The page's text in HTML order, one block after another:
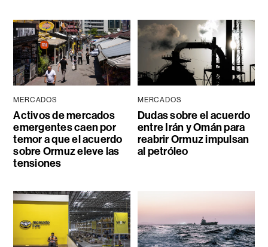
MERCADOS
Activos de mercados
emergentes caen por
temor a que el acuerdo
sobre Ormuz eleve las
tensiones
MERCADOS
Dudas sobre el acuerdo
entre Irán y Omán para
reabrir Ormuz impulsan
al petróleo